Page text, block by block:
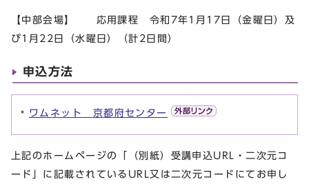
【中部会場】 応用課程 令和7年1月17日（金曜日）及
び1月22日（水曜日）（計2日間）
申込方法
ワムネット 京都府センター
上記のホームページの「（別紙）受講申込URL・二次元コ
ード」に記載されているURL又は二次元コードにてお申し